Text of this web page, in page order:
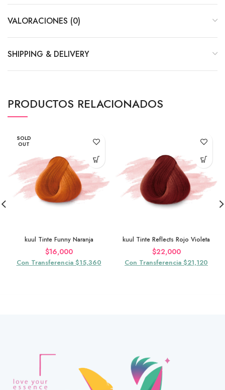
VALORACIONES (0)
SHIPPING & DELIVERY
PRODUCTOS RELACIONADOS
SOLD
OUT
kuul Tinte Funny Naranja
$16,000
Con Transferencia $15,360
kuul Tinte Reflects Rojo Violeta
$22,000
Con Transferencia $21,120